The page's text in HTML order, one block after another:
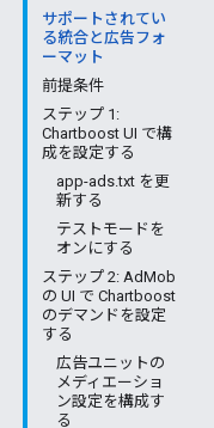
サポートされてい
る統合と広告フォ
ーマット
前提条件
ステップ 1:
Chartboost UI で構
成を設定する
app-ads.txt を更
新する
テストモードを
オンにする
ステップ 2: AdMob
の UI で Chartboost
のデマンドを設定
する
広告ユニットの
メディエーショ
ン設定を構成す
る